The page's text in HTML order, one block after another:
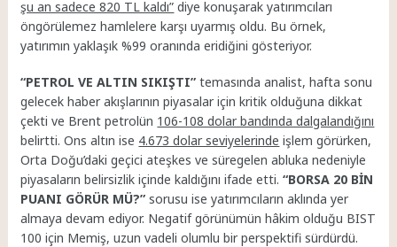
şu an sadece 820 TL kaldı” diye konuşarak yatırımcıları
öngörülemez hamlelere karşı uyarmış oldu. Bu örnek,
yatırımın yaklaşık %99 oranında eridiğini gösteriyor.
“PETROL VE ALTIN SIKIŞTI” temasında analist, hafta sonu
gelecek haber akışlarının piyasalar için kritik olduğuna dikkat
çekti ve Brent petrolün 106-108 dolar bandında dalgalandığını
belirtti. Ons altın ise 4.673 dolar seviyelerinde işlem görürken,
Orta Doğu’daki geçici ateşkes ve süregelen abluka nedeniyle
piyasaların belirsizlik içinde kaldığını ifade etti.“BORSA 20 BİN
PUANI GÖRÜR MÜ?” sorusu ise yatırımcıların aklında yer
almaya devam ediyor. Negatif görünümün hâkim olduğu BIST
100 için Memiş, uzun vadeli olumlu bir perspektifi sürdürdü.